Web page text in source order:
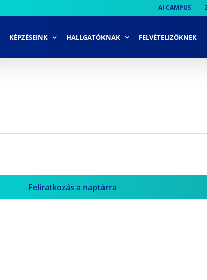
AI CAMPUS
KÉPZÉSEINK HALLGATÓKNAK FELVÉTELIZŐKNEK
Feliratkozás a naptárra